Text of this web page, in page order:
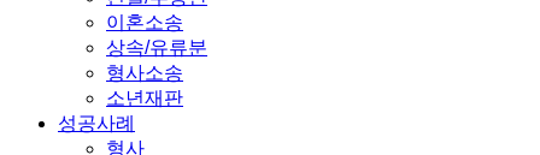
이혼소송
상속/유류분
형사소송
소년재판
성공사례
형사